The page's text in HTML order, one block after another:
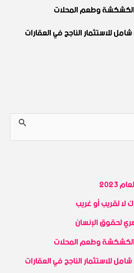
وطعم المحلات
للاستثمار الناجح في العقارات
لقريب أو غريب
لحقوق الإنسان
وطعم المحلات
للاستثمار الناجح في العقارات